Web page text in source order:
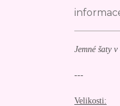
Jemné šaty
---
Velikosti: